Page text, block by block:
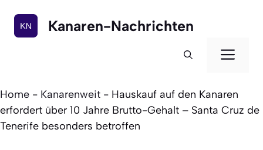
Inhalt
springen
Kanaren-Nachrichten
Home - Kanarenweit - Hauskauf auf den Kanaren
erfordert über 10 Jahre Brutto-Gehalt – Santa Cruz de
Tenerife besonders betroffen